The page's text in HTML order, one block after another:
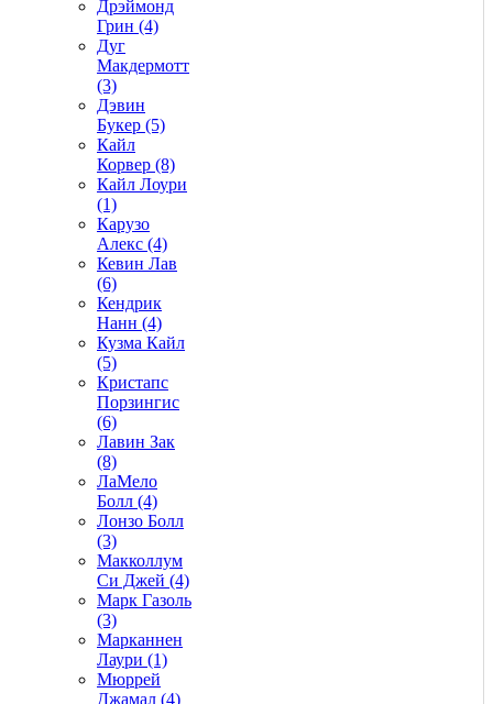
Дрэймонд
Грин (4)
Дуг
Макдермотт
(3)
Дэвин
Букер (5)
Кайл
Корвер (8)
Кайл Лоури
(1)
Карузо
Алекс (4)
Кевин Лав
(6)
Кендрик
Нанн (4)
Кузма Кайл
(5)
Кристапс
Порзингис
(6)
Лавин Зак
(8)
ЛаМело
Болл (4)
Лонзо Болл
(3)
Макколлум
Си Джей (4)
Марк Газоль
(3)
Марканнен
Лаури (1)
Мюррей
Джамал (4)